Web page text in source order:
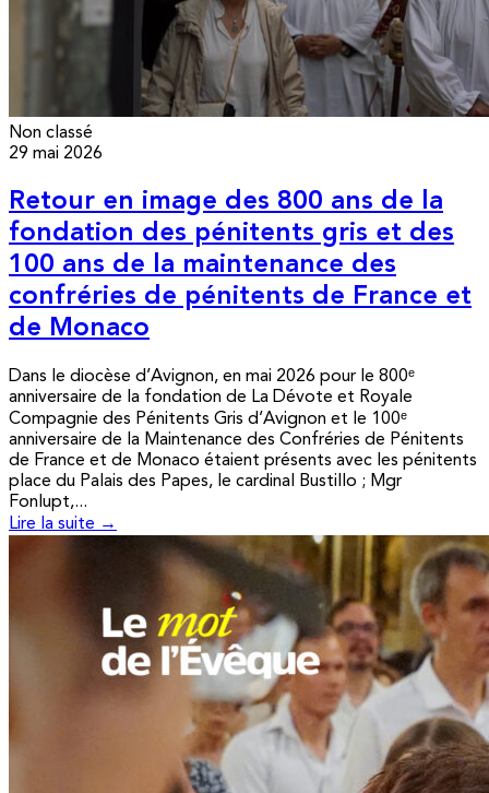
Non classé
29 mai 2026
Retour en image des 800 ans de la
fondation des pénitents gris et des
100 ans de la maintenance des
confréries de pénitents de France et
de Monaco
Dans le diocèse d’Avignon, en mai 2026 pour le 800ᵉ
anniversaire de la fondation de La Dévote et Royale
Compagnie des Pénitents Gris d’Avignon et le 100ᵉ
anniversaire de la Maintenance des Confréries de Pénitents
de France et de Monaco étaient présents avec les pénitents
place du Palais des Papes, le cardinal Bustillo ; Mgr
Fonlupt,...
Lire la suite →